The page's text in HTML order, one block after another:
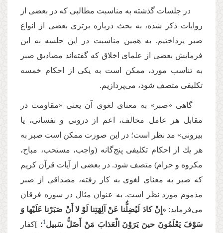
در جلسات گذشته به مناسبت مطالبی که در بعضی از
روایات ذکر شده، به بحث درباره برتری بعضی از انواع
صبر پرداختیم. به همین مناسبت در این جلسه به این
فرمایش بعضی از علمای اخلاق که گفته‌اند مصادیق صبر
به تناسب مورد، ممكن است به یكی از احكام خمسه
تکلیفی متصف شود، می‌پردازیم.
گاهی «صبر» به معنای لغوی آن یعنی «مقاومت در
مقابل هر عامل مخالف، اعم از درونی و نفسانی، یا
بیرونی» مد نظر است؛ در این صورت ممكن است صبر به
هر یك از احكام تكلیفی پنج‌گانه (واجب، مستحب، مباح،
مكروه و حرام) متصف شود. در بعضی از آیات قرآن کریم
كه صبر به معنای لغوی به کار رفته، مصداقی از صبر
مذموم مورد نظر است. به عنوان مثال در سوره فرقان
می‌فرماید: «إِنْ كادَ لَیُضِلُّنا عَنْ آلِهَتِنا لَوْ لا أَنْ صَبَرْنا عَلَیْها وَ
سَوْفَ یَعْلَمُونَ حینَ یَرَوْنَ الْعَذابَ مَنْ أَضَلُّ سَبیل‌1‌؛ ]كفار